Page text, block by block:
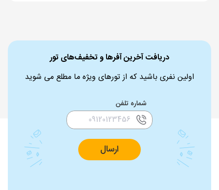
دریافت آخرین آفرها و تخفیف‌های تور
اولین نفری باشید که از تورهای ویژه ما مطلع می شوید
شماره تلفن
ارسال